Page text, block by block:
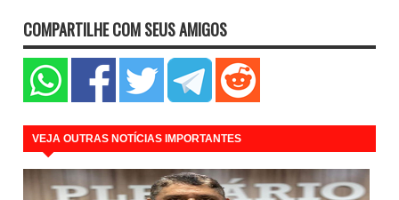
COMPARTILHE COM SEUS AMIGOS
VEJA OUTRAS NOTÍCIAS IMPORTANTES